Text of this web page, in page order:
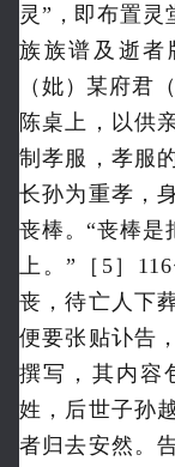
灵”，即布置灵
族族谱及逝者
（妣）某府君
陈桌上，以供
制孝服，孝服
长孙为重孝，
丧棒。“丧棒是
上。”［5］
丧，待亡人下
便要张贴讣告
撰写，其内容
姓，后世子孙
者归去安然。